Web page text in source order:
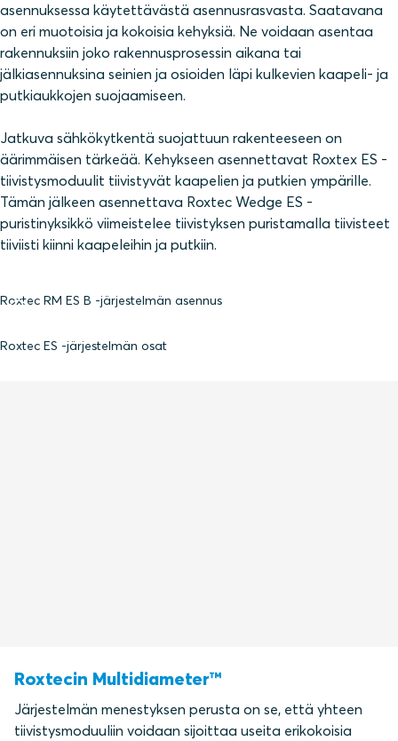
asennuksessa käytettävästä asennusrasvasta. Saatavana
on eri muotoisia ja kokoisia kehyksiä. Ne voidaan asentaa
rakennuksiin joko rakennusprosessin aikana tai
jälkiasennuksina seinien ja osioiden läpi kulkevien kaapeli- ja
putkiaukkojen suojaamiseen.
Jatkuva sähkökytkentä suojattuun rakenteeseen on
äärimmäisen tärkeää. Kehykseen asennettavat Roxtex ES -
tiivistysmoduulit tiivistyvät kaapelien ja putkien ympärille.
Tämän jälkeen asennettava Roxtec Wedge ES -
puristinyksikkö viimeistelee tiivistyksen puristamalla tiivisteet
tiiviisti kiinni kaapeleihin ja putkiin.
Roxtec RM ES B -järjestelmän asennus
Roxtec ES -järjestelmän osat
Roxtecin Multidiameter™
Järjestelmän menestyksen perusta on se, että yhteen
tiivistysmoduuliin voidaan sijoittaa useita erikokoisia